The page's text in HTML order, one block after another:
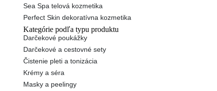
Sea Spa telová kozmetika
Perfect Skin dekoratívna kozmetika
Kategórie podľa typu produktu
Darčekové poukážky
Darčekové a cestovné sety
Čistenie pleti a tonizácia
Krémy a séra
Masky a peelingy